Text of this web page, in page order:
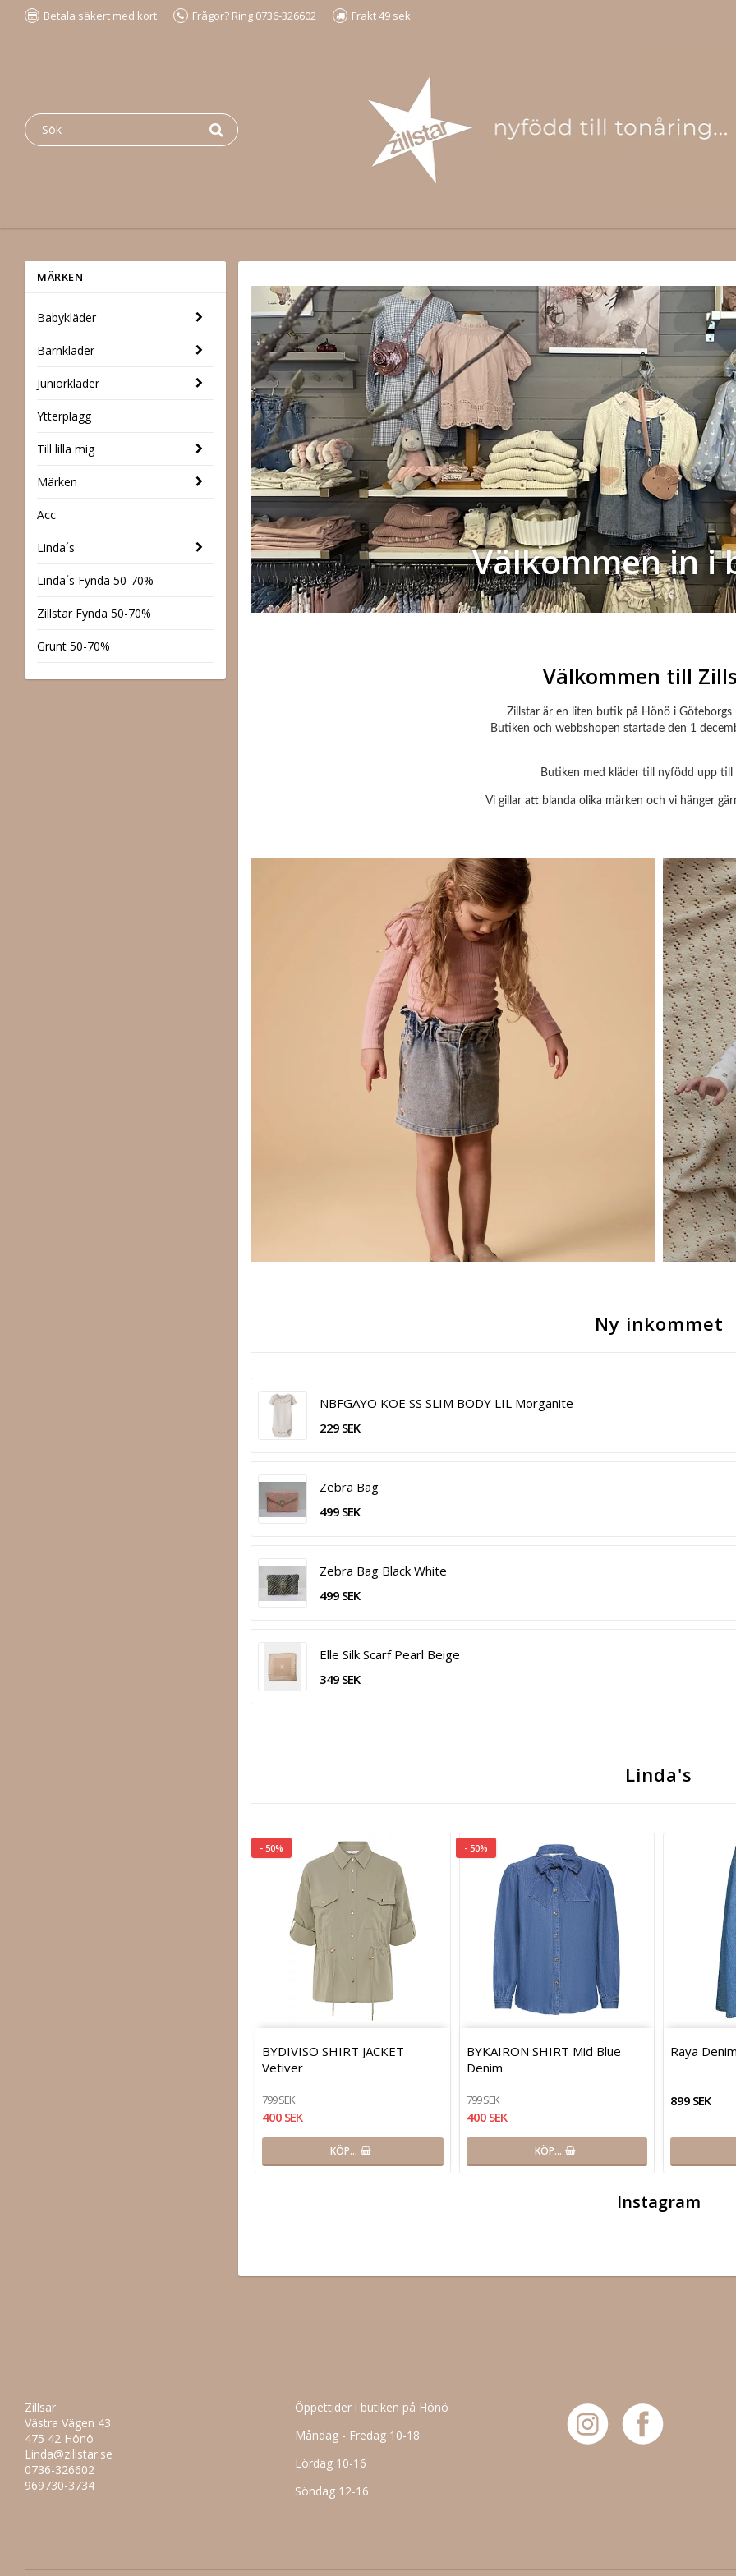
Betala säkert med kort Frågor? Ring 0736-326602 Frakt 49 sek
MÄRKEN
Babykläder
Barnkläder
Juniorkläder
Ytterplagg
Till lilla mig
Märken
Acc
Linda´s
Linda´s Fynda 50-70%
Zillstar Fynda 50-70%
Grunt 50-70%
Välkommen in i
Välkommen till
Zillstar är en liten butik på Hönö i Göteborgs
Butiken och webbshopen startade den 1
Butiken med kläder till nyfödd upp till
Vi gillar att blanda olika märken och vi hänger
Ny inkommet
NBFGAYO KOE SS SLIM BODY LIL Morganite
229 SEK
Zebra Bag
499 SEK
Zebra Bag Black White
499 SEK
Elle Silk Scarf Pearl Beige
349 SEK
Linda's
- 50%
BYDIVISO SHIRT JACKET
Vetiver
799 SEK
400 SEK
KÖP…
- 50%
BYKAIRON SHIRT Mid Blue
Denim
799 SEK
400 SEK
KÖP…
Raya
899 SEK
Instagram
Zillsar
Västra Vägen 43
475 42 Hönö
Linda@zillstar.se
0736-326602
969730-3734
Öppettider i butiken på Hönö
Måndag - Fredag 10-18
Lördag 10-16
Söndag 12-16